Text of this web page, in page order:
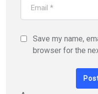
Save my name,
browser for the